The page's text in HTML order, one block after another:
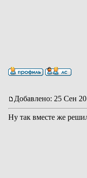
Добавлено: 25 Сен
Ну так вместе же